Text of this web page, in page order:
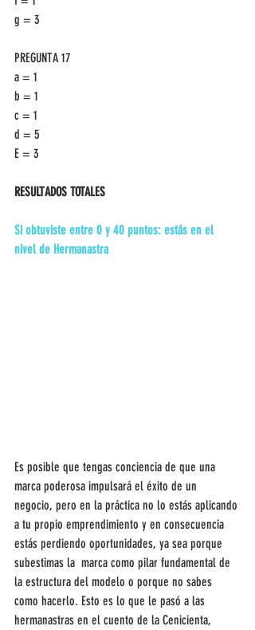
g = 3
PREGUNTA 17
a = 1
b = 1
c = 1
d = 5
E = 3
RESULTADOS TOTALES
Si obtuviste entre 0 y 40 puntos: estás en el
nivel de Hermanastra
Es posible que tengas conciencia de que una
marca poderosa impulsará el éxito de un
negocio, pero en la práctica no lo estás aplicando
a tu propio emprendimiento y en consecuencia
estás perdiendo oportunidades, ya sea porque
subestimas la  marca como pilar fundamental de
la estructura del modelo o porque no sabes
como hacerlo. Esto es lo que le pasó a las
hermanastras en el cuento de la Cenicienta,